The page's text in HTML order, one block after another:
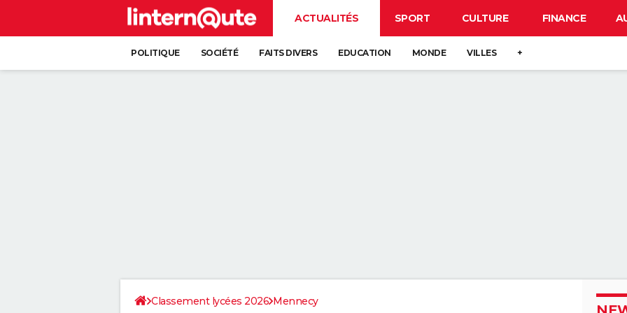
ACTUALITÉS SPORT CULTURE FINANCE
POLITIQUE SOCIÉTÉ FAITS DIVERS EDUCATION MONDE VILLES +
Classement lycées 2026 Mennecy